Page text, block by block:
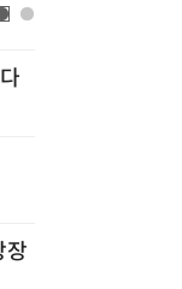
장